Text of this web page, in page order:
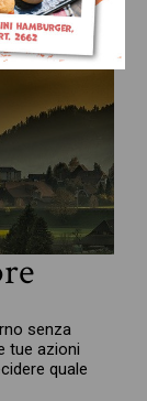
senza
tue azioni
quale